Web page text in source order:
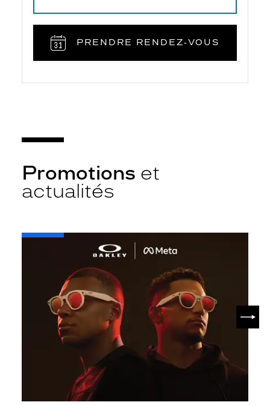
PRENDRE RENDEZ‑VOUS
Promotions et
actualités
-